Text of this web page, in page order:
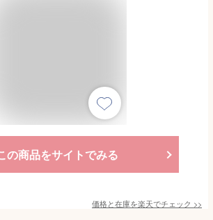
の商品をサイトでみる
価格と在庫を楽天でチェック >>